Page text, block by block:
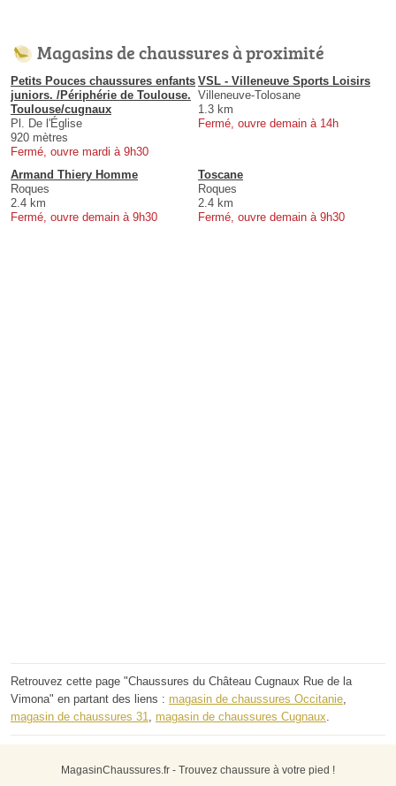
Magasins de chaussures à proximité
Petits Pouces chaussures enfants
juniors. /Périphérie de Toulouse.
Toulouse/cugnaux
Pl. De l'Église
920 mètres
Fermé, ouvre mardi à 9h30
VSL - Villeneuve Sports Loisirs
Villeneuve-Tolosane
1.3 km
Fermé, ouvre demain à 14h
Armand Thiery Homme
Roques
2.4 km
Fermé, ouvre demain à 9h30
Toscane
Roques
2.4 km
Fermé, ouvre demain à 9h30
Retrouvez cette page "Chaussures du Château Cugnaux Rue de la
Vimona" en partant des liens : magasin de chaussures Occitanie
magasin de chaussures 31
magasin de chaussures Cugnaux
MagasinChaussures.fr - Trouvez chaussure à votre pied !